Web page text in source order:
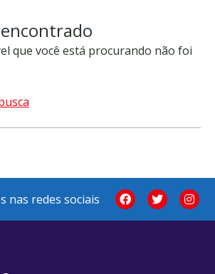
que você está procurando não foi
nas redes sociais